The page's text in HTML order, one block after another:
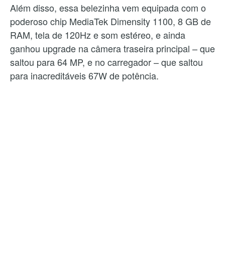
Além disso, essa belezinha vem equipada com o
poderoso chip MediaTek Dimensity 1100, 8 GB de
RAM, tela de 120Hz e som estéreo, e ainda
ganhou upgrade na câmera traseira principal – que
saltou para 64 MP, e no carregador – que saltou
para inacreditáveis 67W de potência.